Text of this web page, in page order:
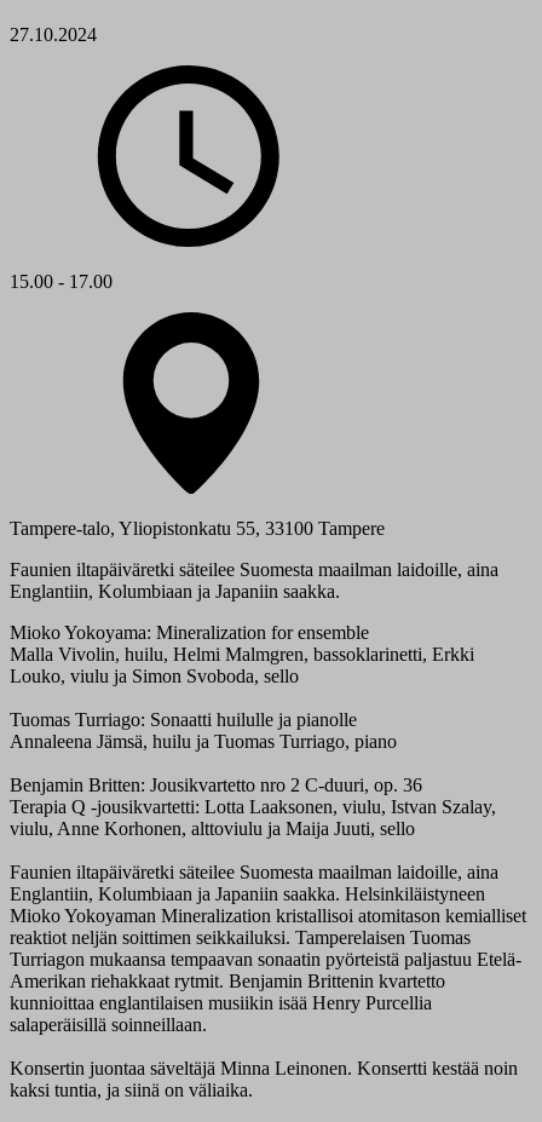
27.10.2024
15.00 - 17.00
Tampere-talo, Yliopistonkatu 55, 33100 Tampere
Faunien iltapäiväretki säteilee Suomesta maailman laidoille, aina
Englantiin, Kolumbiaan ja Japaniin saakka.
Mioko Yokoyama: Mineralization for ensemble
Malla Vivolin, huilu, Helmi Malmgren, bassoklarinetti, Erkki
Louko, viulu ja Simon Svoboda, sello
Tuomas Turriago: Sonaatti huilulle ja pianolle
Annaleena Jämsä, huilu ja Tuomas Turriago, piano
Benjamin Britten: Jousikvartetto nro 2 C-duuri, op. 36
Terapia Q -jousikvartetti: Lotta Laaksonen, viulu, Istvan Szalay,
viulu, Anne Korhonen, alttoviulu ja Maija Juuti, sello
Faunien iltapäiväretki säteilee Suomesta maailman laidoille, aina
Englantiin, Kolumbiaan ja Japaniin saakka. Helsinkiläistyneen
Mioko Yokoyaman Mineralization kristallisoi atomitason kemialliset
reaktiot neljän soittimen seikkailuksi. Tamperelaisen Tuomas
Turriagon mukaansa tempaavan sonaatin pyörteistä paljastuu Etelä-
Amerikan riehakkaat rytmit. Benjamin Brittenin kvartetto
kunnioittaa englantilaisen musiikin isää Henry Purcellia
salaperäisillä soinneillaan.
Konsertin juontaa säveltäjä Minna Leinonen. Konsertti kestää noin
kaksi tuntia, ja siinä on väliaika.